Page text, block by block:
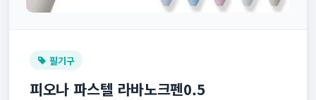
필기구
피오나 파스텔 라바노크펜0.5